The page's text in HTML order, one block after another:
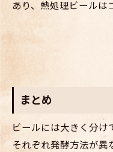
あり、熱処理ビールは
まとめ
ビールには大きく分け
それぞれ発酵方法が異